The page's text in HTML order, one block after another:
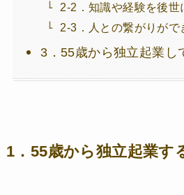
2-2．知識や経験を後世
2-3．人との繋がりがで
3．55歳から独立起業し
1．55歳から独立起業す